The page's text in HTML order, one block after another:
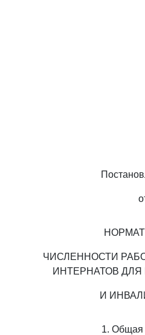
ЧИСЛЕННОСТИ
ИНТЕРНАТОВ
И
1. Общая